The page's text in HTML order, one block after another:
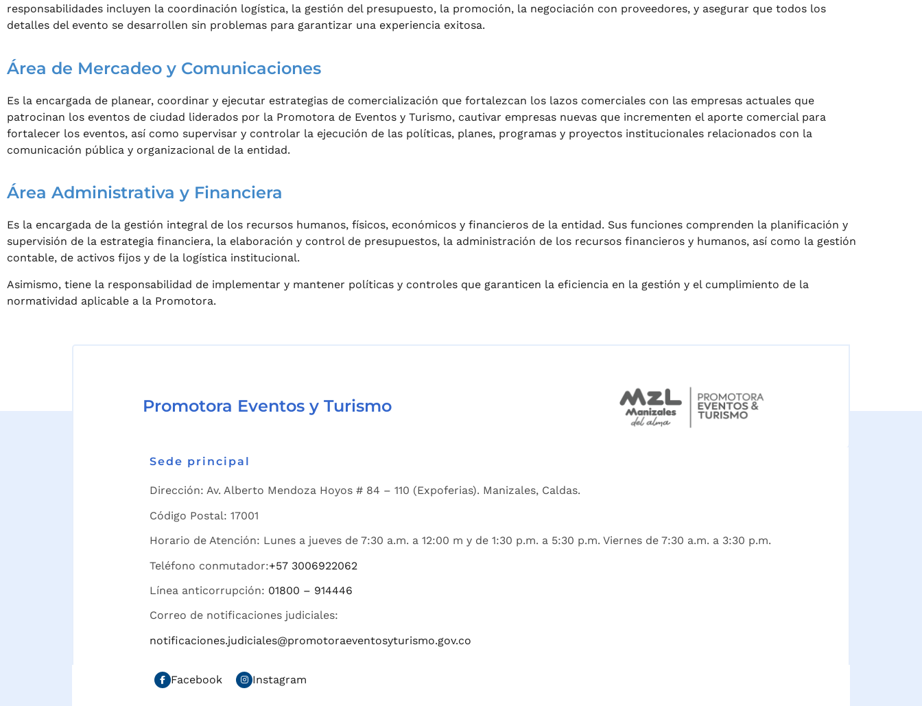
responsabilidades incluyen la coordinación logística, la gestión del presupuesto, la promoción, la negociación con proveedores, y asegurar que todos los
detalles del evento se desarrollen sin problemas para garantizar una experiencia exitosa.
Área de Mercadeo y Comunicaciones
Es la encargada de planear, coordinar y ejecutar estrategias de comercialización que fortalezcan los lazos comerciales con las empresas actuales que
patrocinan los eventos de ciudad liderados por la Promotora de Eventos y Turismo, cautivar empresas nuevas que incrementen el aporte comercial para
fortalecer los eventos, así como supervisar y controlar la ejecución de las políticas, planes, programas y proyectos institucionales relacionados con la
comunicación pública y organizacional de la entidad.
Área Administrativa y Financiera
Es la encargada de la gestión integral de los recursos humanos, físicos, económicos y financieros de la entidad. Sus funciones comprenden la planificación y
supervisión de la estrategia financiera, la elaboración y control de presupuestos, la administración de los recursos financieros y humanos, así como la gestión
contable, de activos fijos y de la logística institucional.
Asimismo, tiene la responsabilidad de implementar y mantener políticas y controles que garanticen la eficiencia en la gestión y el cumplimiento de la
normatividad aplicable a la Promotora.
Promotora Eventos y Turismo
Sede principal
Dirección: Av. Alberto Mendoza Hoyos # 84 – 110 (Expoferias). Manizales, Caldas.
Código Postal: 17001
Horario de Atención: Lunes a jueves de 7:30 a.m. a 12:00 m y de 1:30 p.m. a 5:30 p.m. Viernes de 7:30 a.m. a 3:30 p.m.
Teléfono conmutador:+57 3006922062
Línea anticorrupción: 01800 – 914446
Correo de notificaciones judiciales:
notificaciones.judiciales@promotoraeventosyturismo.gov.co
Facebook Instagram